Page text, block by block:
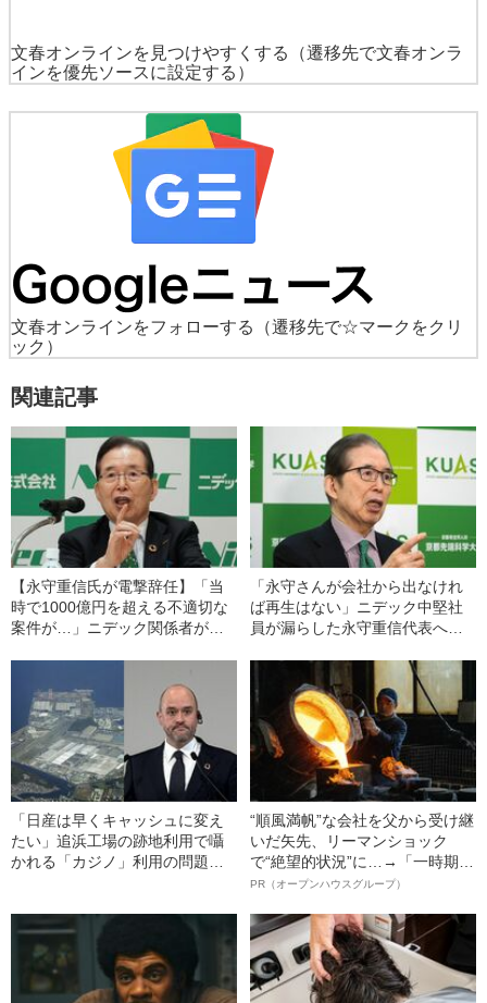
文春オンラインを見つけやすくする
（遷移先で文春オンラ
インを優先ソースに設定する）
文春オンラインをフォローする
（遷移先で☆マークをクリ
ック）
関連記事
【永守重信氏が電撃辞任】「当
時で1000億円を超える不適切な
案件が…」ニデック関係者が明
「永守さんが会社から出なけれ
ば再生はない」ニデック中堅社
員が漏らした永守重信代表への
「日産は早くキャッシュに変え
たい」追浜工場の跡地利用で囁
かれる「カジノ」利用の問題点
“順風満帆”な会社を父から受け継
いだ矢先、リーマンショック
で“絶望的状況”に…→「一時期は
納品3年待ち」のヒット商品を生
明かす、“逆転の戦術”
PR（オープンハウスグループ）